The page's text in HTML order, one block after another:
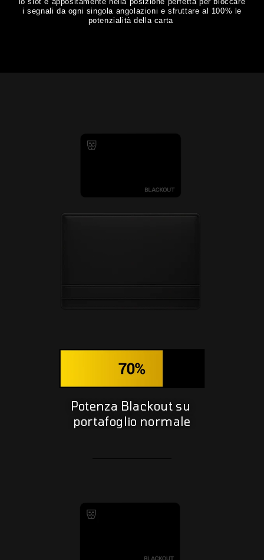
i segnali da ogni singola angolazioni e sfruttare al 100% le
potenzialità della carta
Potenza Blackout su
portafoglio normale